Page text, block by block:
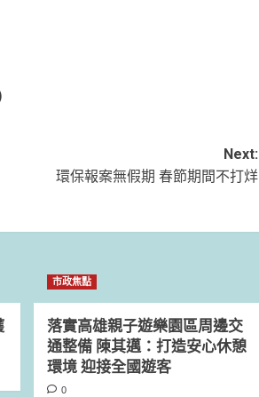
Next:
環保報案無假期 春節期間不打烊
市政焦點
落實高雄親子遊樂園區周邊交
通整備 陳其邁：打造安心休憩
環境 迎接全國遊客
0